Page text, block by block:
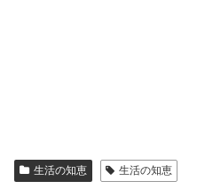
生活の知恵 生活の知恵